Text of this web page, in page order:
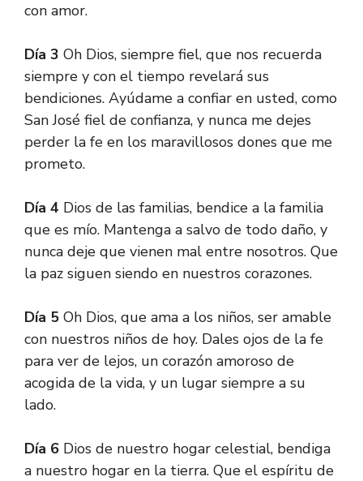
con amor.
Día 3 Oh Dios, siempre fiel, que nos recuerda
siempre y con el tiempo revelará sus
bendiciones. Ayúdame a confiar en usted, como
San José fiel de confianza, y nunca me dejes
perder la fe en los maravillosos dones que me
prometo.
Día 4 Dios de las familias, bendice a la familia
que es mío. Mantenga a salvo de todo daño, y
nunca deje que vienen mal entre nosotros. Que
la paz siguen siendo en nuestros corazones.
Día 5 Oh Dios, que ama a los niños, ser amable
con nuestros niños de hoy. Dales ojos de la fe
para ver de lejos, un corazón amoroso de
acogida de la vida, y un lugar siempre a su
lado.
Día 6 Dios de nuestro hogar celestial, bendiga
a nuestro hogar en la tierra. Que el espíritu de